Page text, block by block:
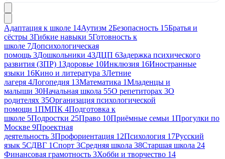
Адаптация к школе 14Аутизм 2Безопасность 15Братья и
сёстры 3Гибкие навыки 5Готовность к
школе 7Допсихологическая
помощь 3Дошкольники 43ДЦП 6Задержка психического
развития (ЗПР) 1Здоровье 10Инклюзия 16Иностранные
языки 16Кино и литература 3Летние
лагеря 4Логопедия 13Математика 1Младенцы и
малыши 30Начальная школа 55О репетиторах 3О
родителях 35Организация психологической
помощи 1ПМПК 4Подготовка к
школе 5Подростки 25Право 10Приёмные семьи 1Прогулки по
Москве 9Проектная
деятельность 3Профориентация 12Психология 17Русский
язык 5СДВГ 1Спорт 3Средняя школа 38Старшая школа 24
Финансовая грамотность 3Хобби и творчество 14